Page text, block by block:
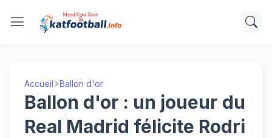
Accueil Ballon d'or
Ballon d'or : un joueur du
Real Madrid félicite Rodri